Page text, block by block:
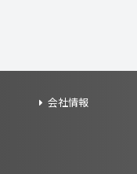
会社情報